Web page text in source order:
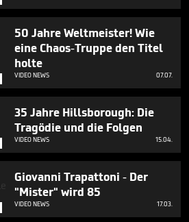
50 Jahre Weltmeister! Wie
eine Chaos-Truppe den Titel
holte
VIDEO NEWS 07.07.
35 Jahre Hillsborough: Die
Tragödie und die Folgen
VIDEO NEWS 15.04.
Giovanni Trapattoni - Der
"Mister" wird 85
VIDEO NEWS 17.03.